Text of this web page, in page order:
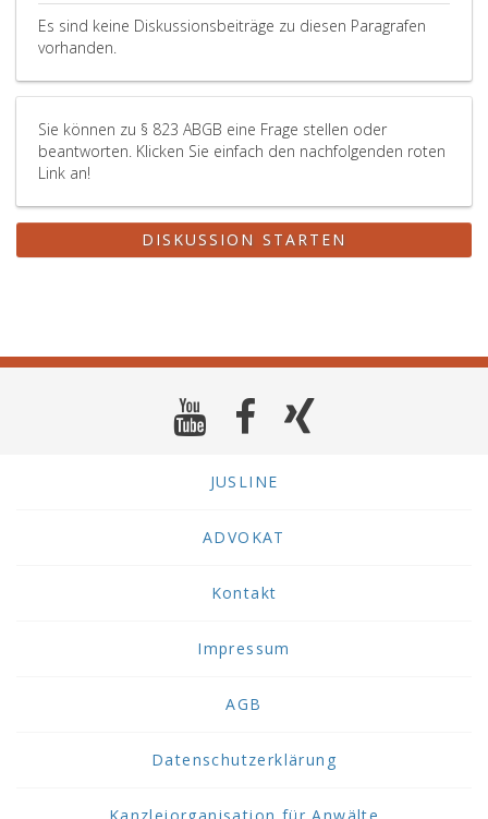
Es sind keine Diskussionsbeiträge zu diesen Paragrafen
vorhanden.
Sie können zu § 823 ABGB eine Frage stellen oder
beantworten. Klicken Sie einfach den nachfolgenden roten
Link an!
DISKUSSION STARTEN
JUSLINE
ADVOKAT
Kontakt
Impressum
AGB
Datenschutzerklärung